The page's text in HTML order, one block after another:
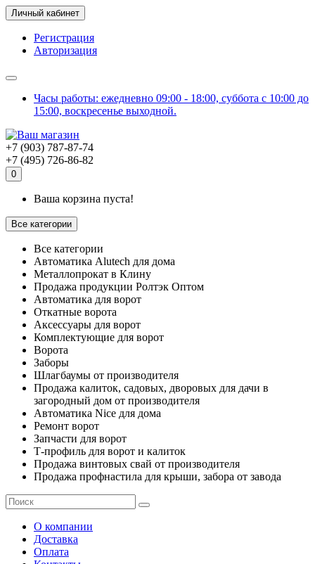
Личный кабинет
Регистрация
Авторизация
Часы работы: ежедневно 09:00 - 18:00, суббота с 10:00 до
15:00, воскресенье выходной.
+7 (903) 787-87-74
+7 (495) 726-86-82
0
Ваша корзина пуста!
Все категории
Все категории
Автоматика Alutech для дома
Металлопрокат в Клину
Продажа продукции Ролтэк Оптом
Автоматика для ворот
Откатные ворота
Аксессуары для ворот
Комплектующие для ворот
Ворота
Заборы
Шлагбаумы от производителя
Продажа калиток, садовых, дворовых для дачи в
загородный дом от производителя
Автоматика Nice для дома
Ремонт ворот
Запчасти для ворот
Т-профиль для ворот и калиток
Продажа винтовых свай от производителя
Продажа профнастила для крыши, забора от завода
О компании
Доставка
Оплата